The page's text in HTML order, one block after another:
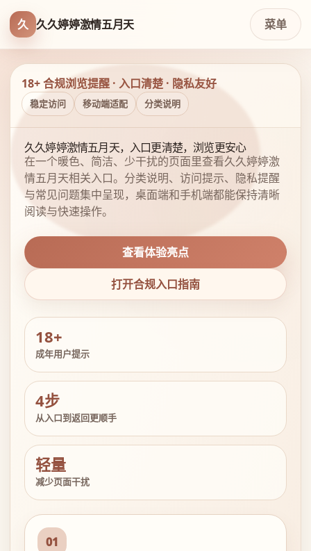
久 久久婷婷激情五月天 菜单
18+ 合规浏览提醒 · 入口清楚 · 隐私友好
稳定访问 移动端适配 分类说明
久久婷婷激情五月天，入口更清楚，浏览更安心
在一个暖色、简洁、少干扰的页面里查看久久婷婷激
情五月天相关入口。分类说明、访问提示、隐私提醒
与常见问题集中呈现，桌面端和手机端都能保持清晰
阅读与快速操作。
查看体验亮点
打开合规入口指南
18+
成年用户提示
4步
从入口到返回更顺手
轻量
减少页面干扰
01